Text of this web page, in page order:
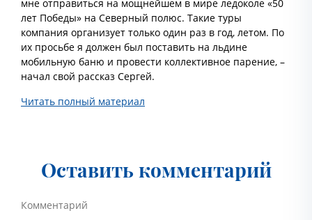
мне отправиться на мощнейшем в мире ледоколе «50
лет Победы» на Северный полюс. Такие туры
компания организует только один раз в год, летом. По
их просьбе я должен был поставить на льдине
мобильную баню и провести коллективное парение, –
начал свой рассказ Сергей.
Читать полный материал
Оставить комментарий